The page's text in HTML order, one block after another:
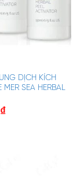
DỊCH KÍCH
SEA HERBAL
₫